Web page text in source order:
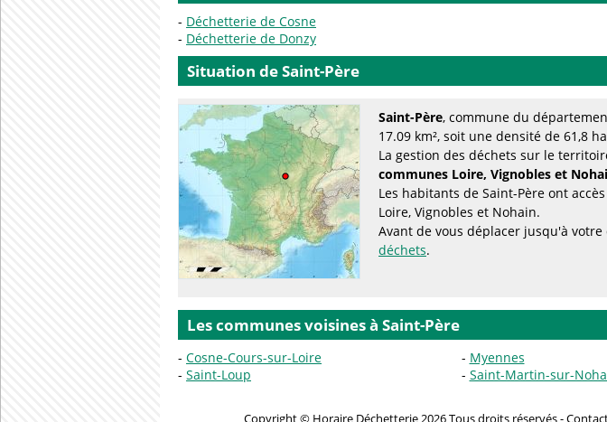
Déchetterie de Cosne
Déchetterie de Donzy
Situation de Saint-Père
Saint-Père, commune du
17.09 km², soit une densité de 61,8
La gestion des déchets sur le
communes Loire, Vignobles et
Les habitants de Saint-Père ont
Loire, Vignobles et Nohain.
Avant de vous déplacer jusqu'à
déchets.
Les communes voisines à Saint-Père
Cosne-Cours-sur-Loire Myennes
Saint-Loup
Saint-Martin-sur-
Copyright © Horaire Déchetterie 2026 Tous droits réservés -